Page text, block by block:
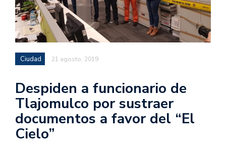
Ciudad 21 agosto, 2019
Despiden a funcionario de
Tlajomulco por sustraer
documentos a favor del “El
Cielo”